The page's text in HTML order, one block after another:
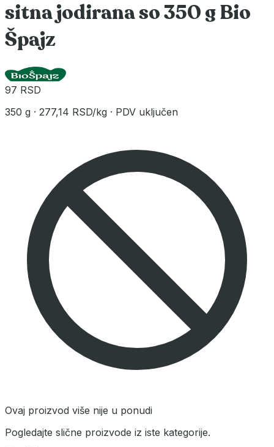
sitna jodirana so 350 g Bio
Špajz
97 RSD
350 g · 277,14 RSD/kg · PDV uključen
Ovaj proizvod više nije u ponudi
Pogledajte slične proizvode iz iste kategorije.